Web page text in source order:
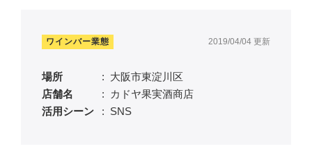
ワインバー業態 2019/04/04 更新
場所
大阪市東淀川区
店舗名
カドヤ果実酒商店
活用シーン
SNS